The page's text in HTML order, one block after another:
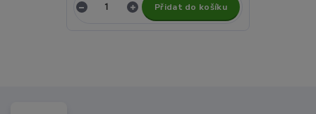
Přidat do košíku